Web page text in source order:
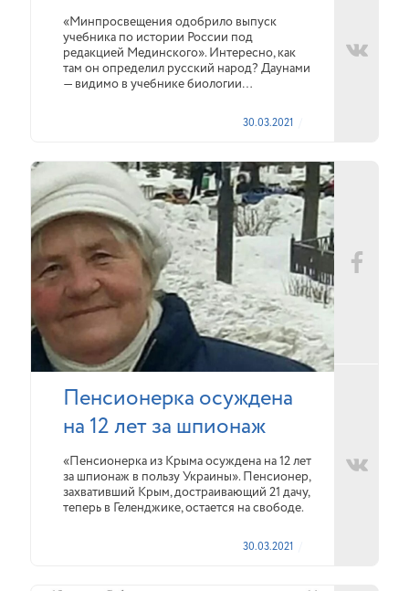
«Минпросвещения одобрило выпуск
учебника по истории России под
редакцией Мединского». Интересно, как
там он определил русский народ? Даунами
— видимо в учебнике биологии…
30.03.2021
Пенсионерка осуждена
на 12 лет за шпионаж
«Пенсионерка из Крыма осуждена на 12 лет
за шпионаж в пользу Украины». Пенсионер,
захвативший Крым, достраивающий 21 дачу,
теперь в Геленджике, остается на свободе.
30.03.2021